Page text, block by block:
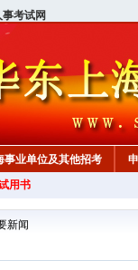
考试网
事业单位及其他招考
用书
新闻